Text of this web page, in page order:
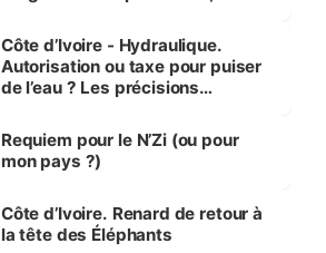
Côte d’Ivoire - Hydraulique.
Autorisation ou taxe pour puiser
de l’eau ? Les précisions
Requiem pour le N’Zi (ou pour
mon pays ?)
Côte d’Ivoire. Renard de retour à
la tête des Éléphants